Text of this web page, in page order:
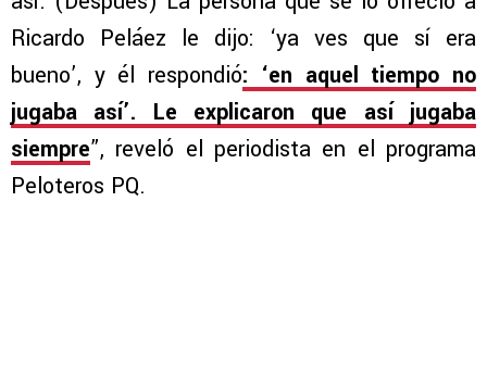
Ricardo Peláez le dijo: ‘ya ves que sí era
bueno’, y él respondió: ‘en aquel tiempo no
jugaba así’. Le explicaron que así jugaba
siempre”, reveló el periodista en el programa
Peloteros PQ.